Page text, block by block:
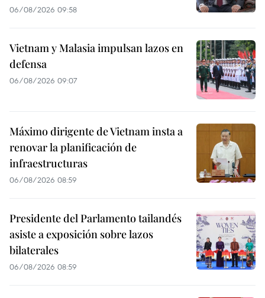
06/08/2026 09:58
Vietnam y Malasia impulsan lazos en
defensa
06/08/2026 09:07
Máximo dirigente de Vietnam insta a
renovar la planificación de
infraestructuras
06/08/2026 08:59
Presidente del Parlamento tailandés
asiste a exposición sobre lazos
bilaterales
06/08/2026 08:59